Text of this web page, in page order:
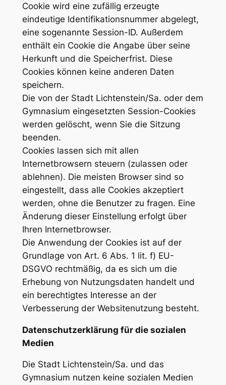
Cookie wird eine zufällig erzeugte
eindeutige Identifikationsnummer abgelegt,
eine sogenannte Session-ID. Außerdem
enthält ein Cookie die Angabe über seine
Herkunft und die Speicherfrist. Diese
Cookies können keine anderen Daten
speichern.
Die von der Stadt Lichtenstein/Sa. oder dem
Gymnasium eingesetzten Session-Cookies
werden gelöscht, wenn Sie die Sitzung
beenden.
Cookies lassen sich mit allen
Internetbrowsern steuern (zulassen oder
ablehnen). Die meisten Browser sind so
eingestellt, dass alle Cookies akzeptiert
werden, ohne die Benutzer zu fragen. Eine
Änderung dieser Einstellung erfolgt über
Ihren Internetbrowser.
Die Anwendung der Cookies ist auf der
Grundlage von Art. 6 Abs. 1 lit. f) EU-
DSGVO rechtmäßig, da es sich um die
Erhebung von Nutzungsdaten handelt und
ein berechtigtes Interesse an der
Verbesserung der Websitenutzung besteht.
Datenschutzerklärung für die sozialen
Medien
Die Stadt Lichtenstein/Sa. und das
Gymnasium nutzen keine sozialen Medien